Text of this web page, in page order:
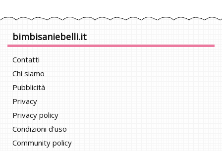
bimbisaniebelli.it
Contatti
Chi siamo
Pubblicità
Privacy
Privacy policy
Condizioni d'uso
Community policy